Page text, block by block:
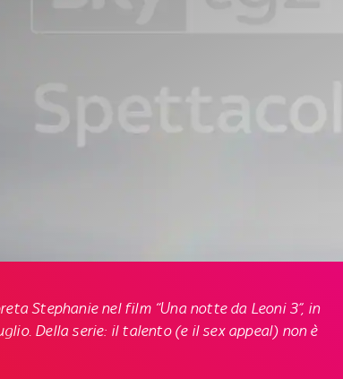
Stephanie nel film “Una notte da Leoni 3”, in
Della serie: il talento (e il sex appeal) non è